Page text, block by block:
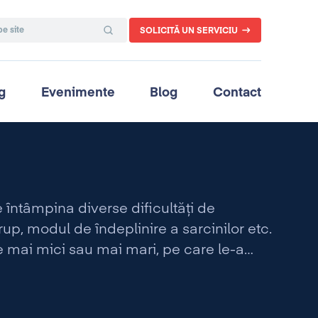
SOLICITĂ UN SERVICIU
Evenimente Blog Contact
întâmpina diverse dificultăţi de
modul de îndeplinire a sarcinilor etc.
mai mici sau mai mari, pe care le-a